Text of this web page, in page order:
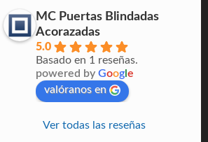
MC Puertas Blindadas
Acorazadas
5.0
Basado en 1 reseñas.
powered byGoog le
valóranos en
Ver todas las reseñas